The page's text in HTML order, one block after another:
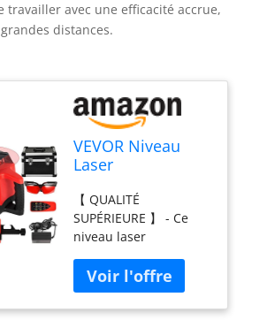
travailler avec une efficacité accrue,
distances.
VEVOR Niveau
Laser
Balayage Rotative
360° Laser Ligne
Verticale
Horizontale Rouge
Travail 500 m
pour Construction
de Bâtiments
【 QUALITÉ
SUPÉRIEURE 】 - Ce
niveau laser
construit avec du
plastique et des
matériaux métalliques